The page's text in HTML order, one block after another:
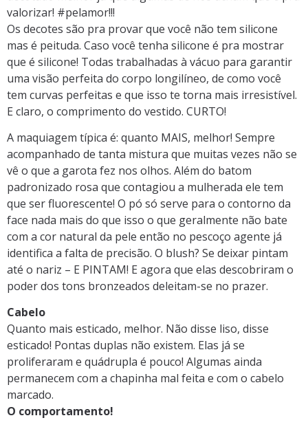
valorizar! #pelamor!!!
Os decotes são pra provar que você não tem silicone
mas é peituda. Caso você tenha silicone é pra mostrar
que é silicone! Todas trabalhadas à vácuo para garantir
uma visão perfeita do corpo longilíneo, de como você
tem curvas perfeitas e que isso te torna mais irresistível.
E claro, o comprimento do vestido. CURTO!
A maquiagem típica é: quanto MAIS, melhor! Sempre
acompanhado de tanta mistura que muitas vezes não se
vê o que a garota fez nos olhos. Além do batom
padronizado rosa que contagiou a mulherada ele tem
que ser fluorescente! O pó só serve para o contorno da
face nada mais do que isso o que geralmente não bate
com a cor natural da pele então no pescoço agente já
identifica a falta de precisão. O blush? Se deixar pintam
até o nariz – E PINTAM! E agora que elas descobriram o
poder dos tons bronzeados deleitam-se no prazer.
Cabelo
Quanto mais esticado, melhor. Não disse liso, disse
esticado! Pontas duplas não existem. Elas já se
proliferaram e quádrupla é pouco! Algumas ainda
permanecem com a chapinha mal feita e com o cabelo
marcado.
O comportamento!